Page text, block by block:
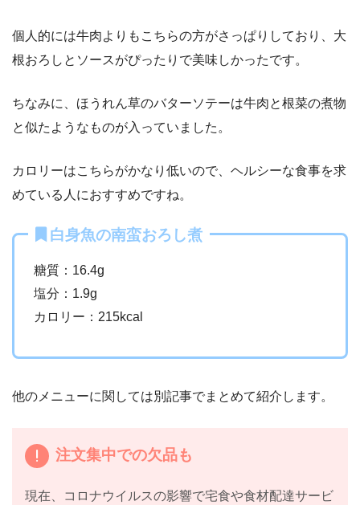
個人的には牛肉よりもこちらの方がさっぱりしており、大
根おろしとソースがぴったりで美味しかったです。
ちなみに、ほうれん草のバターソテーは牛肉と根菜の煮物
と似たようなものが入っていました。
カロリーはこちらがかなり低いので、ヘルシーな食事を求
めている人におすすめですね。
白身魚の南蛮おろし煮
糖質：16.4g
塩分：1.9g
カロリー：215kcal
他のメニューに関しては別記事でまとめて紹介します。
注文集中での欠品も
現在、コロナウイルスの影響で宅食や食材配達サービ